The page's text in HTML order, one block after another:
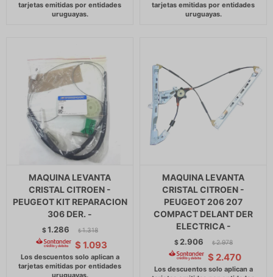
MAQUINA LEVANTA
CRISTAL CITROEN -
PEUGEOT KIT REPARACION
306 DER. -
$1.286 $ 1.318
$ 1.093
MAQUINA LEVANTA
CRISTAL CITROEN -
PEUGEOT 206 207
COMPACT DELANT DER
ELECTRICA -
$ 2.906 $ 2.978
$ 2.470